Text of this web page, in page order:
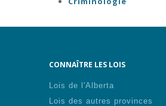
CONNAÎTRE LES LOIS
Lois de l'Alberta
Lois des autres provinces